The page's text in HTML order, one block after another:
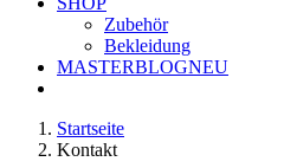
Zubehör
Bekleidung
MASTERBLOGNEU
Startseite
Kontakt